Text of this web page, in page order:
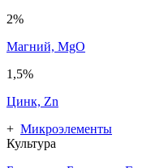
2%
Магний, MgO
1,5%
Цинк, Zn
+ Микроэлементы
Культура